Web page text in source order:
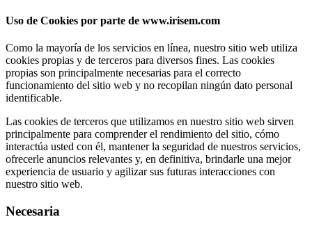
Uso de Cookies por parte de www.irisem.com
Como la mayoría de los servicios en línea, nuestro sitio web utiliza
cookies propias y de terceros para diversos fines. Las cookies
propias son principalmente necesarias para el correcto
funcionamiento del sitio web y no recopilan ningún dato personal
identificable.
Las cookies de terceros que utilizamos en nuestro sitio web sirven
principalmente para comprender el rendimiento del sitio, cómo
interactúa usted con él, mantener la seguridad de nuestros servicios,
ofrecerle anuncios relevantes y, en definitiva, brindarle una mejor
experiencia de usuario y agilizar sus futuras interacciones con
nuestro sitio web.
Necesaria